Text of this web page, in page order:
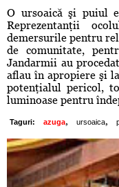
O ursoaică şi puiul
Reprezentanţii
demersurile pentru
de comunitate,
Jandarmii au
aflau în apropiere şi
potenţialul pericol,
luminoase pentru
Taguri: azuga, ursoaica,